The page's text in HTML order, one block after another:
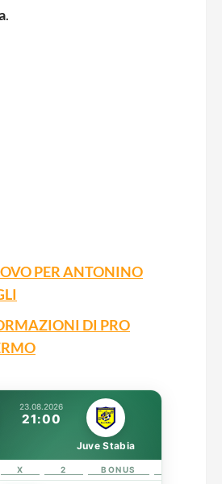
.
PER ANTONINO
DI PRO
23.08.2026
21:00
Juve Stabia
X 2 BONUS